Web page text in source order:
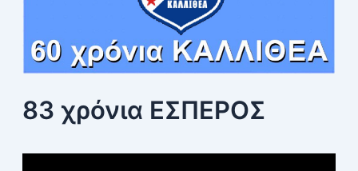
83 χρόνια ΕΣΠΕΡΟΣ